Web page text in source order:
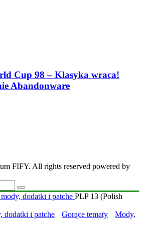
Cup 98 – Klasyka wraca!
Abandonware
FIFY. All rights reserved powered by
dodatki i patche PLP 13 (Polish
dodatki i patche
Gorące tematy
Mody,